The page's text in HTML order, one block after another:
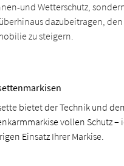
und Wetterschutz,
dazubeitragen,
zu steigern.
bietet der Technik und
vollen Schutz –
Einsatz Ihrer Markise.